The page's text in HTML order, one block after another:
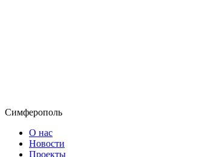
Симферополь
О нас
Новости
Проекты